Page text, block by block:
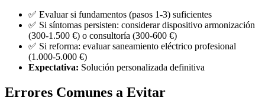
✅ Evaluar si fundamentos (pasos 1-3) suficientes
✅ Si síntomas persisten: considerar dispositivo armonización
(300-1.500 €) o consultoría (300-600 €)
✅ Si reforma: evaluar saneamiento eléctrico profesional
(1.000-5.000 €)
Expectativa: Solución personalizada definitiva
Errores Comunes a Evitar